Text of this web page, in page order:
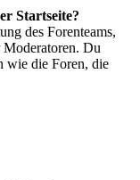
Startseite?
des Forenteams,
Du
wie die Foren, die